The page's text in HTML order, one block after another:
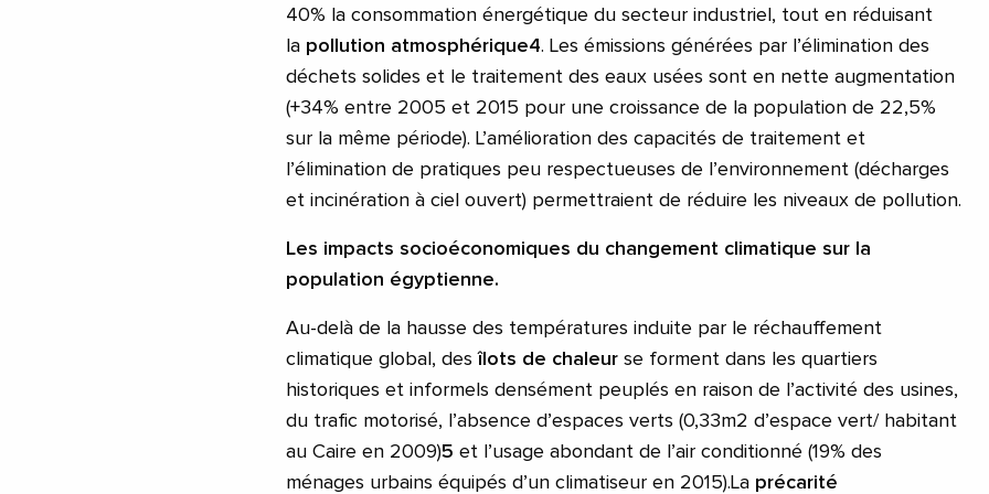
40% la consommation énergétique du secteur industriel, tout en réduisant
la pollution atmosphérique4. Les émissions générées par l’élimination des
déchets solides et le traitement des eaux usées sont en nette augmentation
(+34% entre 2005 et 2015 pour une croissance de la population de 22,5%
sur la même période). L’amélioration des capacités de traitement et
l’élimination de pratiques peu respectueuses de l’environnement (décharges
et incinération à ciel ouvert) permettraient de réduire les niveaux de pollution.
Les impacts socioéconomiques du changement climatique sur la
population égyptienne.
Au-delà de la hausse des températures induite par le réchauffement
climatique global, desîlots de chaleur se forment dans les quartiers
historiques et informels densément peuplés en raison de l’activité des usines,
du trafic motorisé, l’absence d’espaces verts (0,33m2 d’espace vert/ habitant
au Caire en 2009)5 et l’usage abondant de l’air conditionné (19% des
ménages urbains équipés d’un climatiseur en 2015).La précarité